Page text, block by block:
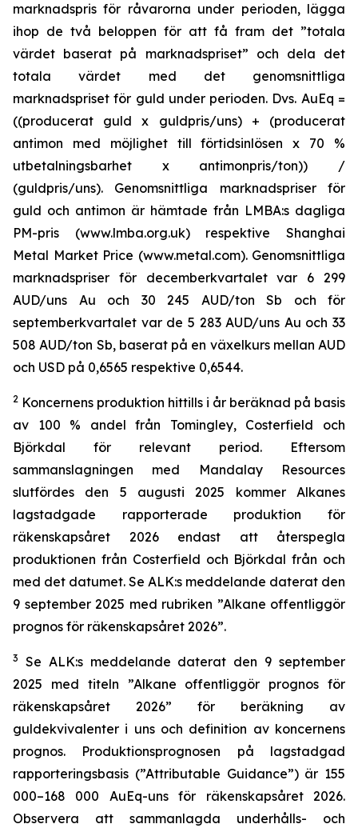
marknadspris för råvarorna under perioden, lägga
ihop de två beloppen för att få fram det ”totala
värdet baserat på marknadspriset” och dela det
totala värdet med det genomsnittliga
marknadspriset för guld under perioden. Dvs. AuEq =
((producerat guld x guldpris/uns) + (producerat
antimon med möjlighet till förtidsinlösen x 70 %
utbetalningsbarhet x antimonpris/ton)) /
(guldpris/uns). Genomsnittliga marknadspriser för
guld och antimon är hämtade från LMBA:s dagliga
PM-pris (www.lmba.org.uk) respektive Shanghai
Metal Market Price (www.metal.com). Genomsnittliga
marknadspriser för decemberkvartalet var 6 299
AUD/uns Au och 30 245 AUD/ton Sb och för
septemberkvartalet var de 5 283 AUD/uns Au och 33
508 AUD/ton Sb, baserat på en växelkurs mellan AUD
och USD på 0,6565 respektive 0,6544.
2 Koncernens produktion hittills i år beräknad på basis
av 100 % andel från Tomingley, Costerfield och
Björkdal för relevant period. Eftersom
sammanslagningen med Mandalay Resources
slutfördes den 5 augusti 2025 kommer Alkanes
lagstadgade rapporterade produktion för
räkenskapsåret 2026 endast att återspegla
produktionen från Costerfield och Björkdal från och
med det datumet. Se ALK:s meddelande daterat den
9 september 2025 med rubriken ”Alkane offentliggör
prognos för räkenskapsåret 2026”.
3
Se ALK:s meddelande daterat den 9 september
2025 med titeln ”Alkane offentliggör prognos för
räkenskapsåret 2026” för beräkning av
guldekvivalenter i uns och definition av koncernens
prognos. Produktionsprognosen på lagstadgad
rapporteringsbasis (”Attributable Guidance”) är 155
000–168 000 AuEq-uns för räkenskapsåret 2026.
Observera att sammanlagda underhålls- och